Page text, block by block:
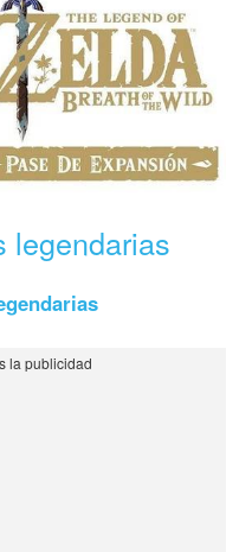
legendarias